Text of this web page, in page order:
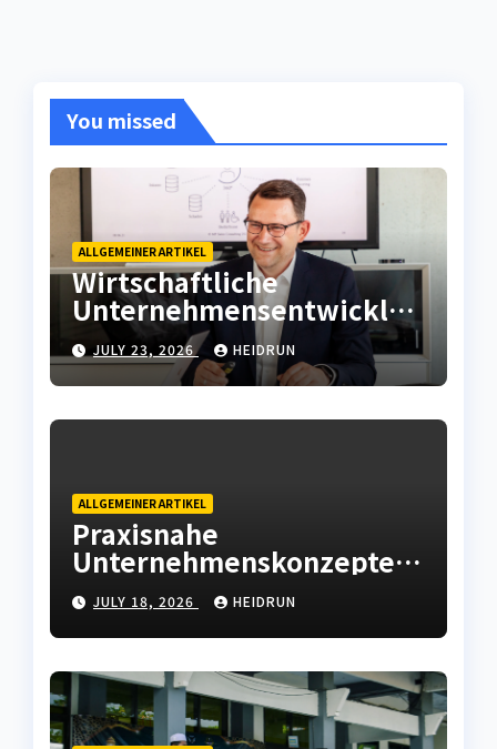
You missed
ALLGEMEINER ARTIKEL
Wirtschaftliche
Unternehmensentwicklun
g mit moderner
Betriebsstrategie
JULY 23, 2026 HEIDRUN
ALLGEMEINER ARTIKEL
Praxisnahe
Unternehmenskonzepte
mit wirtschaftlicher
Weitsicht
JULY 18, 2026 HEIDRUN